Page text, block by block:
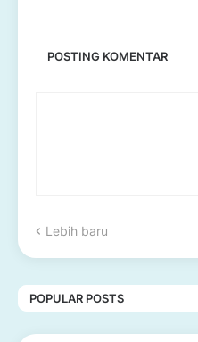
POSTING KOMENTAR
Lebih baru
POPULAR POSTS